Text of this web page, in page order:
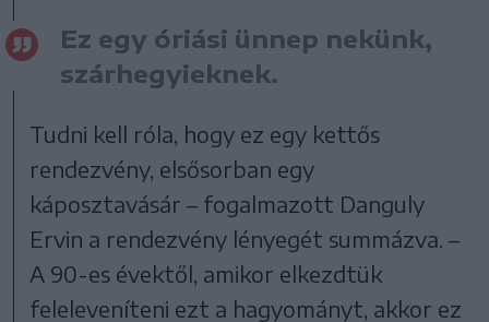
Ez egy óriási ünnep nekünk,
szárhegyieknek.
Tudni kell róla, hogy ez egy kettős
rendezvény, elsősorban egy
káposztavásár – fogalmazott Danguly
Ervin a rendezvény lényegét summázva. –
A 90-es évektől, amikor elkezdtük
feleleveníteni ezt a hagyományt, akkor ez